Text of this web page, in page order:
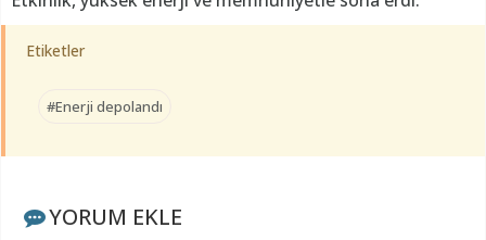
Etiketler
#Enerji depolandı
YORUM EKLE